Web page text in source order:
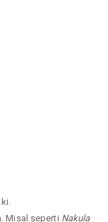
. Misal seperti Nakula